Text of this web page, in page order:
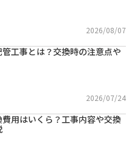
2026/08/07
工事とは？交換時の注意点や
2026/07/24
用はいくら？工事内容や交換